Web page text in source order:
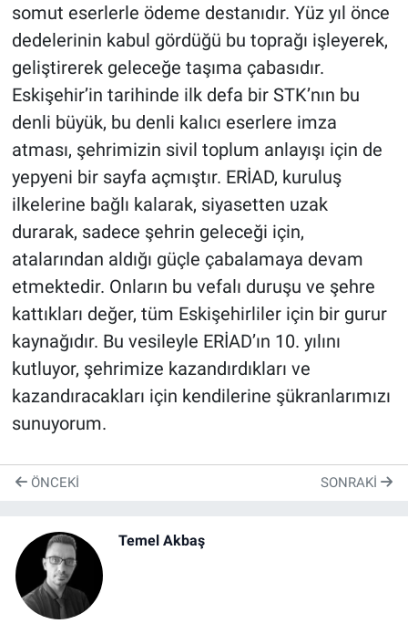
somut eserlerle ödeme destanıdır. Yüz yıl önce
dedelerinin kabul gördüğü bu toprağı işleyerek,
geliştirerek geleceğe taşıma çabasıdır.
Eskişehir’in tarihinde ilk defa bir STK’nın bu
denli büyük, bu denli kalıcı eserlere imza
atması, şehrimizin sivil toplum anlayışı için de
yepyeni bir sayfa açmıştır. ERİAD, kuruluş
ilkelerine bağlı kalarak, siyasetten uzak
durarak, sadece şehrin geleceği için,
atalarından aldığı güçle çabalamaya devam
etmektedir. Onların bu vefalı duruşu ve şehre
kattıkları değer, tüm Eskişehirliler için bir gurur
kaynağıdır. Bu vesileyle ERİAD’ın 10. yılını
kutluyor, şehrimize kazandırdıkları ve
kazandıracakları için kendilerine şükranlarımızı
sunuyorum.
ÖNCEKI SONRAKI
Temel Akbaş